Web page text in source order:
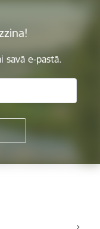
savā e-pastā.